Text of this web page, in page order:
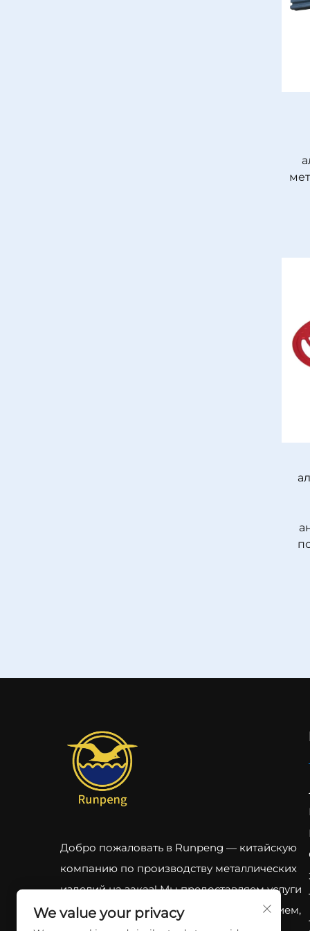
Добро пожаловать в Runpeng — китайскую
компанию по производству металлических
изделий на заказ! Мы предоставляем услуги
высококачественного литья под давлением,
We value your privacy